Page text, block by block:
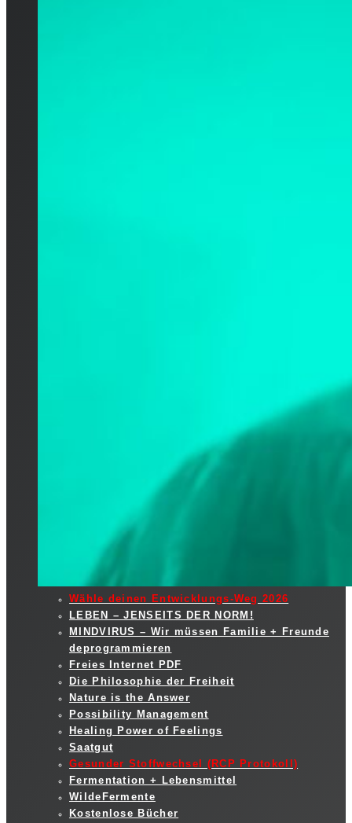
Wähle deinen Entwicklungs-Weg 2026
LEBEN – JENSEITS DER NORM!
MINDVIRUS – Wir müssen Familie + Freunde
deprogrammieren
Freies Internet PDF
Die Philosophie der Freiheit
Nature is the Answer
Possibility Management
Healing Power of Feelings
Saatgut
Gesunder Stoffwechsel (RCP Protokoll)
Fermentation + Lebensmittel
WildeFermente
Kostenlose Bücher